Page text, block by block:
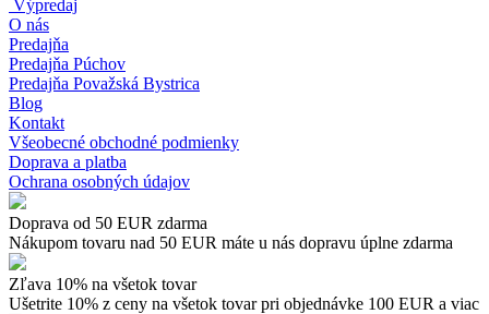
Výpredaj
O nás
Predajňa
Predajňa Púchov
Predajňa Považská Bystrica
Blog
Kontakt
Všeobecné obchodné podmienky
Doprava a platba
Ochrana osobných údajov
Doprava od 50 EUR zdarma
Nákupom tovaru nad 50 EUR máte u nás dopravu úplne zdarma
Zľava 10% na všetok tovar
Ušetrite 10% z ceny na všetok tovar pri objednávke 100 EUR a viac